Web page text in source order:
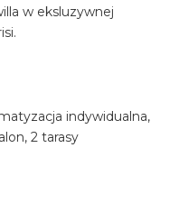
w eksluzywnej
indywidualna,
2 tarasy